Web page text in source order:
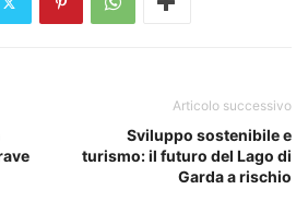
Articolo successivo
Sviluppo sostenibile e
turismo: il futuro del Lago di
Garda a rischio